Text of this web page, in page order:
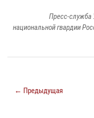
Пресс-служба
национальной гвардии
← Предыдущая